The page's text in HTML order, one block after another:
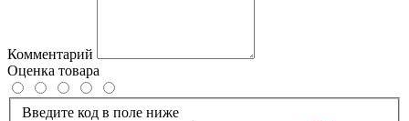
Комментарий
Оценка товара
Введите код в поле ниже